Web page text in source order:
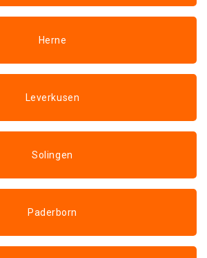
Herne
Leverkusen
Solingen
Paderborn